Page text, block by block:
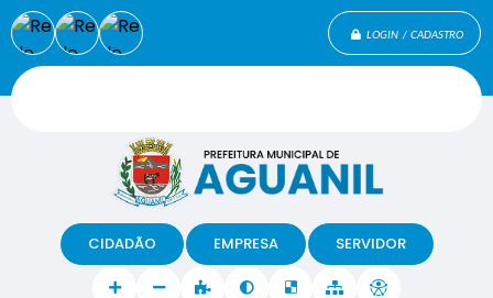
LOGIN / CADASTRO
CIDADÃO EMPRESA SERVIDOR